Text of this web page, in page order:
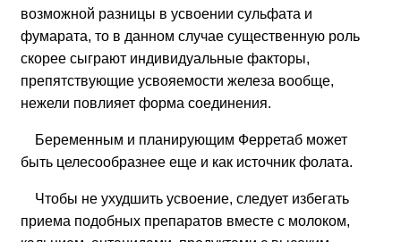
возможной разницы в усвоении сульфата и
фумарата, то в данном случае существенную роль
скорее сыграют индивидуальные факторы,
препятствующие усвояемости железа вообще,
нежели повлияет форма соединения.
Беременным и планирующим Ферретаб может
быть целесообразнее еще и как источник фолата.
Чтобы не ухудшить усвоение, следует избегать
приема подобных препаратов вместе с молоком,